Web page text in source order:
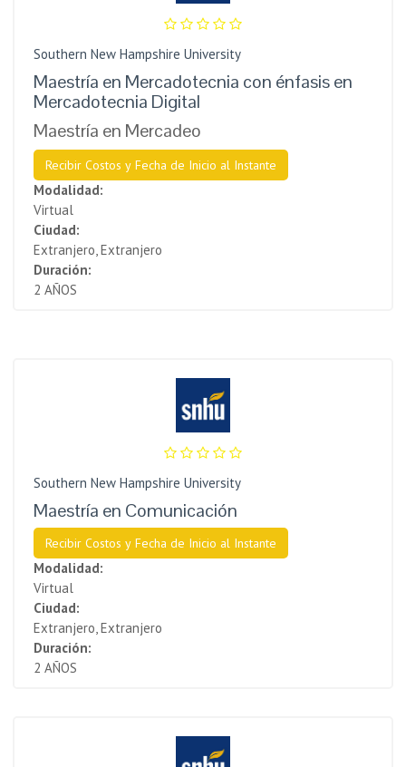
Southern New Hampshire University
Maestría en Mercadotecnia con énfasis en
Mercadotecnia Digital
Maestría en Mercadeo
Recibir Costos y Fecha de Inicio al Instante
Modalidad:
Virtual
Ciudad:
Extranjero, Extranjero
Duración:
2 AÑOS
Southern New Hampshire University
Maestría en Comunicación
Recibir Costos y Fecha de Inicio al Instante
Modalidad:
Virtual
Ciudad:
Extranjero, Extranjero
Duración:
2 AÑOS